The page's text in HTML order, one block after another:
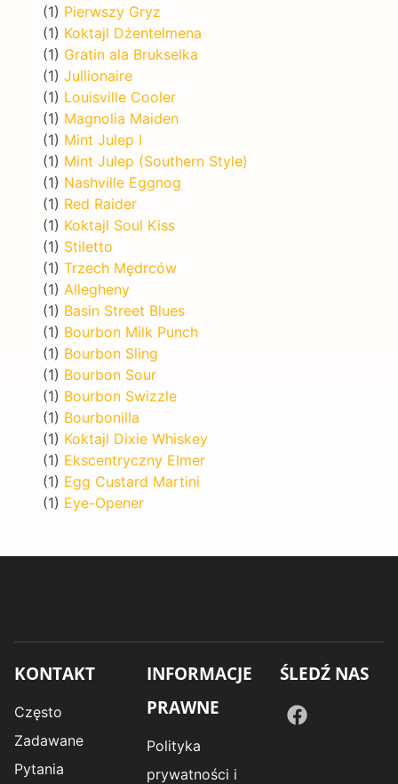
(1) Pierwszy Gryz
(1) Koktajl Dżentelmena
(1) Gratin ala Brukselka
(1) Jullionaire
(1) Louisville Cooler
(1) Magnolia Maiden
(1) Mint Julep I
(1) Mint Julep (Southern Style)
(1) Nashville Eggnog
(1) Red Raider
(1) Koktajl Soul Kiss
(1) Stiletto
(1) Trzech Mędrców
(1) Allegheny
(1) Basin Street Blues
(1) Bourbon Milk Punch
(1) Bourbon Sling
(1) Bourbon Sour
(1) Bourbon Swizzle
(1) Bourbonilla
(1) Koktajl Dixie Whiskey
(1) Ekscentryczny Elmer
(1) Egg Custard Martini
(1) Eye-Opener
KONTAKT
Często
Zadawane
Pytania
INFORMACJE
PRAWNE
Polityka
prywatności i
ŚLEDŹ NAS